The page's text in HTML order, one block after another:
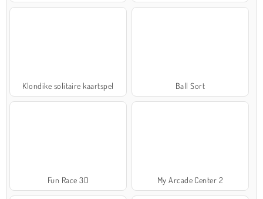
Klondike solitaire kaartspel Ball Sort
Fun Race 3D My Arcade Center 2